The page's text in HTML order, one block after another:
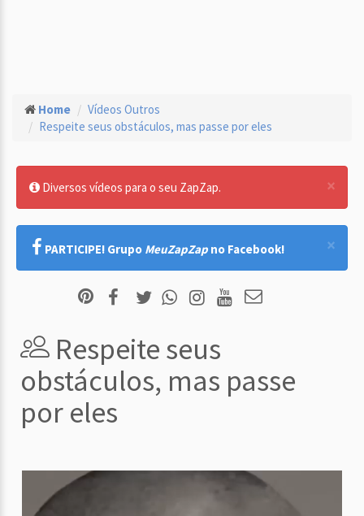
Home
Vídeos Outros
Respeite seus obstáculos, mas passe por eles
×
Diversos vídeos para o seu ZapZap.
×
PARTICIPE! Grupo MeuZapZap no Facebook!
Respeite seus
obstáculos, mas passe
por eles